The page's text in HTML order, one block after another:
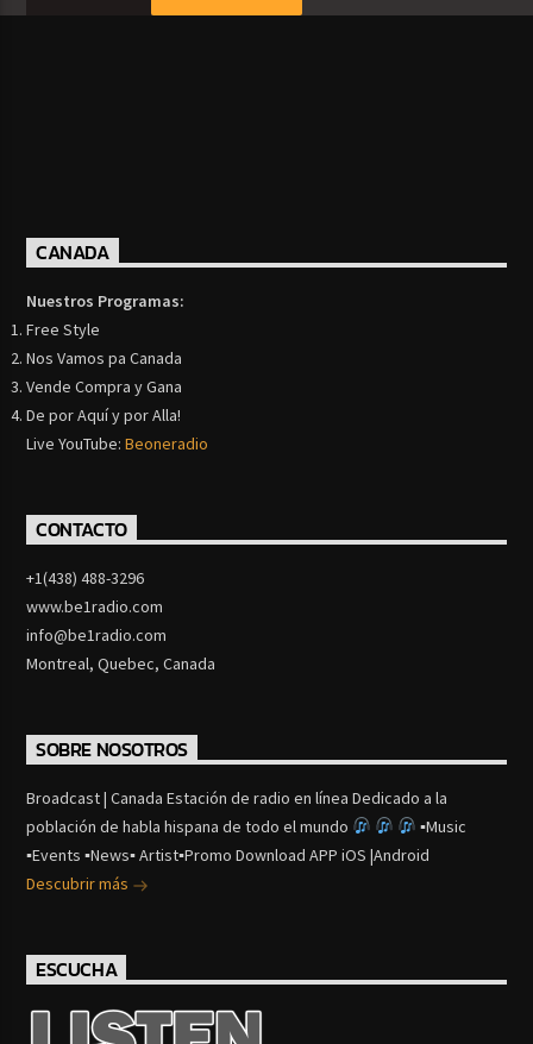
CANADA
Nuestros Programas:
Free Style
Nos Vamos pa Canada
Vende Compra y Gana
De por Aquí y por Alla!
Live YouTube:Beoneradio
CONTACTO
+1(438) 488-3296
www.be1radio.com
info@be1radio.com
Montreal, Quebec, Canada
SOBRE NOSOTROS
Broadcast | Canada Estación de radio en línea Dedicado a la
población de habla hispana de todo el mundo
▪Music
▪Events ▪News▪ Artist▪Promo Download APP iOS |Android
Descubrir más
ESCUCHA